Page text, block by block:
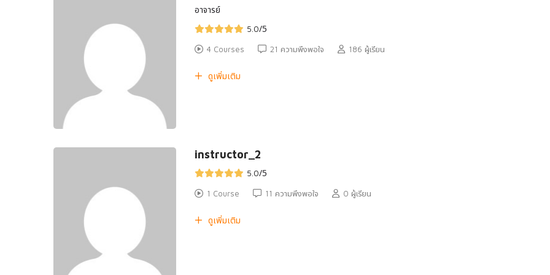
อาจารย์
5.0/5
4 Courses 21 ความพึงพอใจ 186 ผู้เรียน
ดูเพิ่มเติม
instructor_2
5.0/5
1 Course 11 ความพึงพอใจ 0 ผู้เรียน
ดูเพิ่มเติม